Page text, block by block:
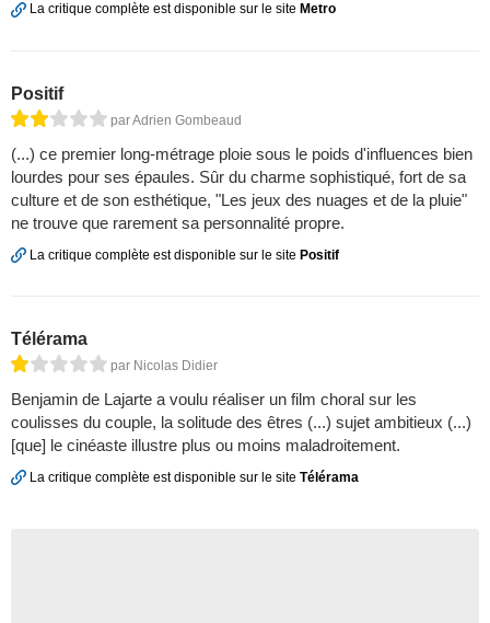
La critique complète est disponible sur le site Metro
Positif
par Adrien Gombeaud
(...) ce premier long-métrage ploie sous le poids d'influences bien
lourdes pour ses épaules. Sûr du charme sophistiqué, fort de sa
culture et de son esthétique, "Les jeux des nuages et de la pluie"
ne trouve que rarement sa personnalité propre.
La critique complète est disponible sur le site Positif
Télérama
par Nicolas Didier
Benjamin de Lajarte a voulu réaliser un film choral sur les
coulisses du couple, la solitude des êtres (...) sujet ambitieux (...)
[que] le cinéaste illustre plus ou moins maladroitement.
La critique complète est disponible sur le site Télérama